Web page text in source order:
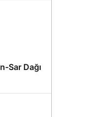
Sar Dağı